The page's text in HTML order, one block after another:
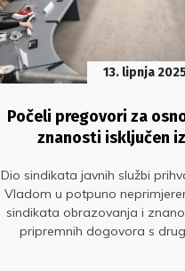
13. lipnja
Počeli pregovori za
znanosti isključen
Dio sindikata javnih službi
Vladom u potpuno
sindikata obrazovanja i
pripremnih dogovora s